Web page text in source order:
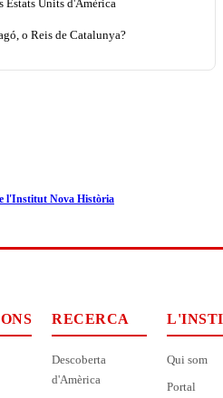
Estats Units d'Amèrica
o Reis de Catalunya?
l'Institut Nova Història
RECERCA
Descoberta
d'Amèrica
Qui som
Portal